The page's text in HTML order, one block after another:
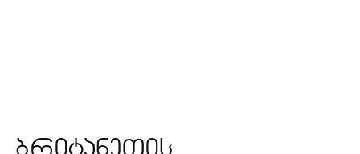
ბრიტანეთის